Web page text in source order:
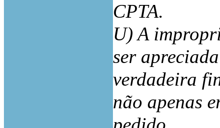
CPTA.
U) A
ser
verdadeira
não apenas